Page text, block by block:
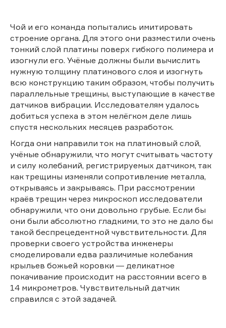
Чой и его команда попытались имитировать
строение органа. Для этого они разместили очень
тонкий слой платины поверх гибкого полимера и
изогнули его. Учёные должны были вычислить
нужную толщину платинового слоя и изогнуть
всю конструкцию таким образом, чтобы получить
параллельные трещины, выступающие в качестве
датчиков вибрации. Исследователям удалось
добиться успеха в этом нелёгком деле лишь
спустя нескольких месяцев разработок.
Когда они направили ток на платиновый слой,
учёные обнаружили, что могут считывать частоту
и силу колебаний, регистрируемых датчиком, так
как трещины изменяли сопротивление металла,
открываясь и закрываясь. При рассмотрении
краёв трещин через микроскоп исследователи
обнаружили, что они довольно грубые. Если бы
они были абсолютно гладкими, то это не дало бы
такой беспрецедентной чувствительности. Для
проверки своего устройства инженеры
смоделировали едва различимые колебания
крыльев божьей коровки ― деликатное
покачивание происходит на расстоянии всего в
14 микрометров. Чувствительный датчик
справился с этой задачей.